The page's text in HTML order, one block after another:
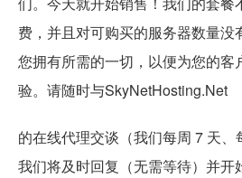
费，并且对可购买的服务器数量没
您拥有所需的一切，以便为您的客
验。请随时与SkyNetHosting.Net
的在线代理交谈（我们每周 7 天、
我们将及时回复（无需等待）并开